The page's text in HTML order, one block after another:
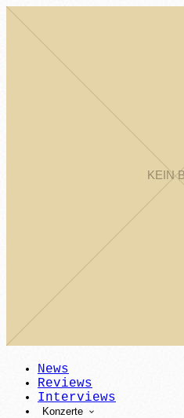
News
Reviews
Interviews
Konzerte